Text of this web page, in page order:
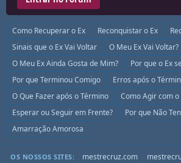
Como Recuperar o Ex Reconquistar o Ex
Sinais que o Ex Vai Voltar
O Meu Ex Vai Voltar?
O Meu Ex Ainda Gosta de Mim?
Por que o Ex
Por que Terminou Comigo
Erros após o
O Que Fazer após o Término
Como Agir com o
Esperar ou Seguir em Frente?
Por que Não
Amarração Amorosa
OS NOSSOS SITES: mestrecruz.com